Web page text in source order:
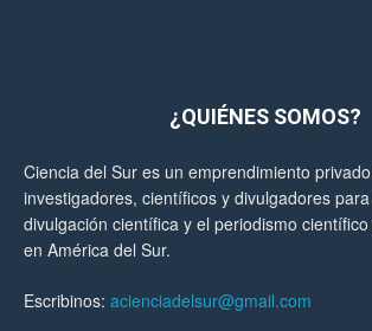
¿QUIÉNES SOMOS?
Ciencia del Sur es un emprendimiento
investigadores, científicos y divulgadores
divulgación científica y el periodismo
en América del Sur.
Escribinos: acienciadelsur@gmail.com